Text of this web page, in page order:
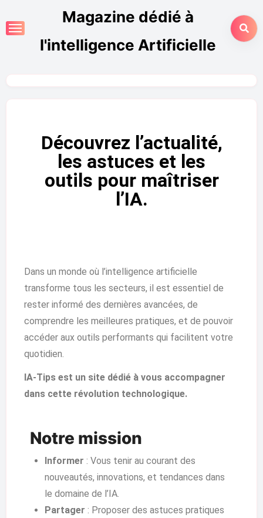
Magazine dédié à
l'intelligence Artificielle
Découvrez l’actualité,
les astuces et les
outils pour maîtriser
l’IA.
Dans un monde où l’intelligence artificielle
transforme tous les secteurs, il est essentiel de
rester informé des dernières avancées, de
comprendre les meilleures pratiques, et de pouvoir
accéder aux outils performants qui facilitent votre
quotidien.
IA-Tips est un site dédié à vous accompagner
dans cette révolution technologique.
Notre mission
Informer : Vous tenir au courant des
nouveautés, innovations, et tendances dans
le domaine de l’IA.
Partager : Proposer des astuces pratiques